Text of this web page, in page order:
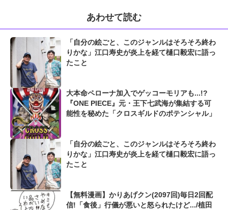
あわせて読む
「自分の絵ごと、このジャンルはそろそろ終わ
りかな」江口寿史が炎上を経て樋口毅宏に語っ
たこと
大本命ペローナ加入でゲッコーモリアも...!?
『ONE PIECE』元・王下七武海が集結する可
能性を秘めた「クロスギルドのポテンシャル」
「自分の絵ごと、このジャンルはそろそろ終わ
りかな」江口寿史が炎上を経て樋口毅宏に語っ
たこと
【無料漫画】かりあげクン(2097回)毎日2回配
信!「食後」行儀が悪いと怒られたけど.../植田